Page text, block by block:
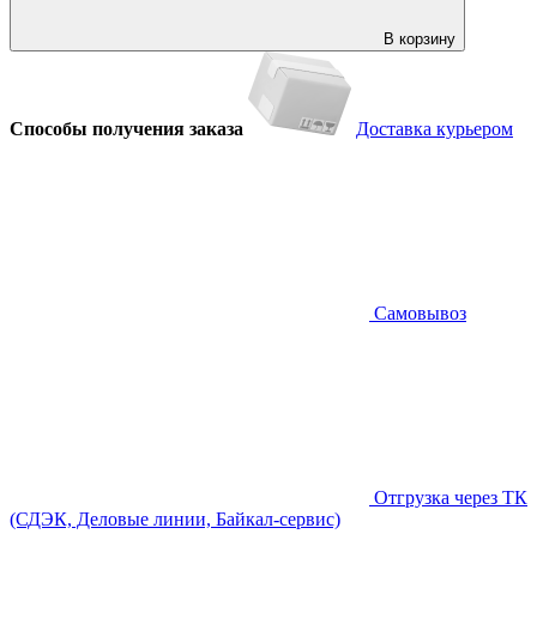
В корзину
Способы получения заказа Доставка курьером
Самовывоз
Отгрузка через ТК
(СДЭК, Деловые линии, Байкал-сервис)